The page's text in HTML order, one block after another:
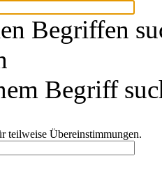
Begriffen
Begriff
teilweise Übereinstimmungen.